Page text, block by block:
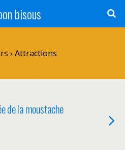
bisous
› Attractions
de la moustache